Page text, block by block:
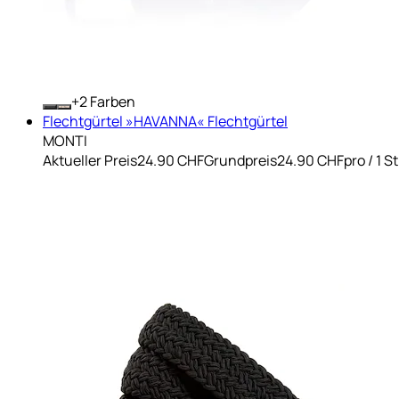
+ Farben
Flechtgürtel »HAVANNA« Flechtgürtel
MONTI
Aktueller Preis24.90 CHFGrundpreis24.90 CHFpro/ 1